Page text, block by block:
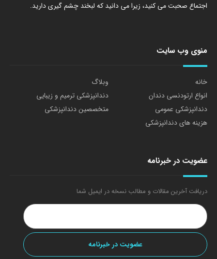
اجتماع صحبت می کنید، زیرا می دانید که لبخند چشم گیری دارید.
منوی وب سایت
خانه
وبلاگ
انواع ارتودنسی دندان
دندانپزشکی ترمیم و زیبایی
دندانپزشکی عمومی
متخصصین دندانپزشکی
هزینه های دندانپزشکی
عضویت در خبرنامه
دریافت آخرین مقالات و مطالب نسخه در ایمیل شما